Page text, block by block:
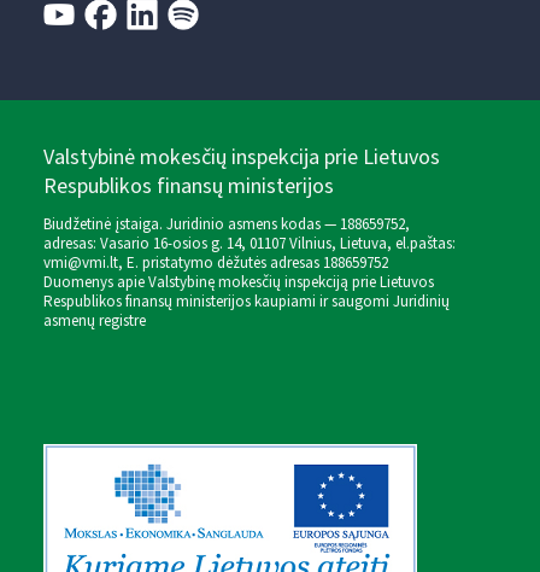
Valstybinė mokesčių inspekcija prie Lietuvos
Respublikos finansų ministerijos
Biudžetinė įstaiga. Juridinio asmens kodas — 188659752,
adresas: Vasario 16-osios g. 14, 01107 Vilnius, Lietuva, el.paštas:
vmi@vmi.lt, E. pristatymo dėžutės adresas 188659752
Duomenys apie Valstybinę mokesčių inspekciją prie Lietuvos
Respublikos finansų ministerijos kaupiami ir saugomi Juridinių
asmenų registre